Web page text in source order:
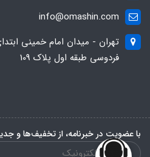
info@omashin.com
تهران - میدان امام خمینی
فردوسی طبقه اول پلاک 109
با عضویت در خبرنامه، از تخفیف‌ها و